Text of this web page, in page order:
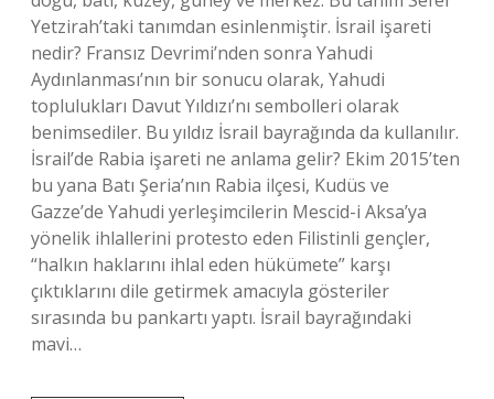
Yetzirah’taki tanımdan esinlenmiştir. İsrail işareti
nedir? Fransız Devrimi’nden sonra Yahudi
Aydınlanması’nın bir sonucu olarak, Yahudi
toplulukları Davut Yıldızı’nı sembolleri olarak
benimsediler. Bu yıldız İsrail bayrağında da kullanılır.
İsrail’de Rabia işareti ne anlama gelir? Ekim 2015’ten
bu yana Batı Şeria’nın Rabia ilçesi, Kudüs ve
Gazze’de Yahudi yerleşimcilerin Mescid-i Aksa’ya
yönelik ihlallerini protesto eden Filistinli gençler,
“halkın haklarını ihlal eden hükümete” karşı
çıktıklarını dile getirmek amacıyla gösteriler
sırasında bu pankartı yaptı. İsrail bayrağındaki
mavi…